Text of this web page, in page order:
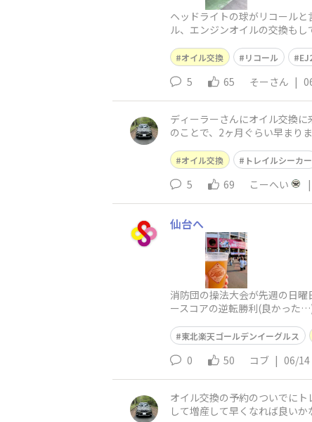
ヘッドライトの球がリコール
ル、エンジンオイルの交換も
オイル交換 リコール
5 65 そーさん |
ディーラーさんにオイル交換
のことで、2ヶ月ぐらい早まり
オイル交換 トレイルシーカー
5 69 こーへい |
仙台へ
消防団の操法大会が先週の日
ースコアの逆転勝利(良かった
東北楽天ゴールデンイーグルス
0 50 コブ | 06/14
オイル交換の予約のついでに
して増産して早くなれば良い